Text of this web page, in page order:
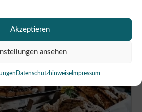
Akzeptieren
ansehen
DatenschutzhinweiseImpressum